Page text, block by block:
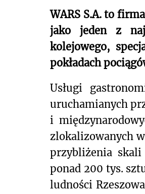
WARS S.A. to
jako jeden z
kolejowego,
pokładach
Usługi
uruchamianych
i
zlokalizowanych
przybliżenia
ponad 200 tys.
ludności